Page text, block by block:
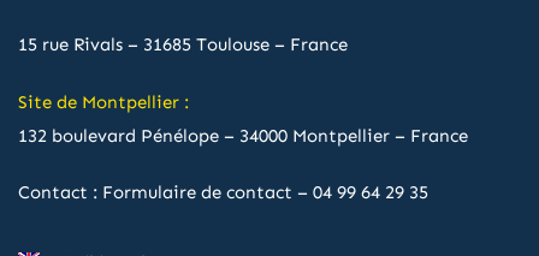
15 rue Rivals – 31685 Toulouse – France
Site de Montpellier :
132 boulevard Pénélope – 34000 Montpellier – France
Contact : Formulaire de contact – 04 99 64 29 35